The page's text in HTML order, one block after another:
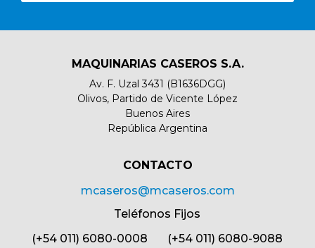
MAQUINARIAS CASEROS S.A.
Av. F. Uzal 3431 (B1636DGG)
Olivos, Partido de Vicente López
Buenos Aires
República Argentina
CONTACTO​
mcaseros@mcaseros.com
Teléfonos Fijos
(+54 011) 6080-0008 (+54 011) 6080-9088